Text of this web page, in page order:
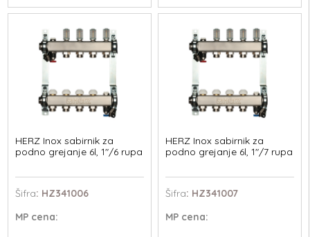
HERZ Inox sabirnik za
podno grejanje 6l, 1"/6 rupa
Šifra: HZ341006
MP cena:
HERZ Inox sabirnik za
podno grejanje 6l, 1"/7 rupa
Šifra: HZ341007
MPcena: